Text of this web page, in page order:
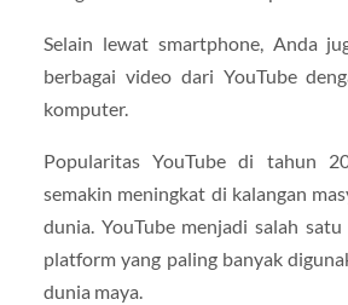
Selain lewat smartphone, Anda
berbagai video dari YouTube
komputer.
Popularitas YouTube di tahun
semakin meningkat di kalangan
dunia. YouTube menjadi salah
platform yang paling banyak
dunia maya.